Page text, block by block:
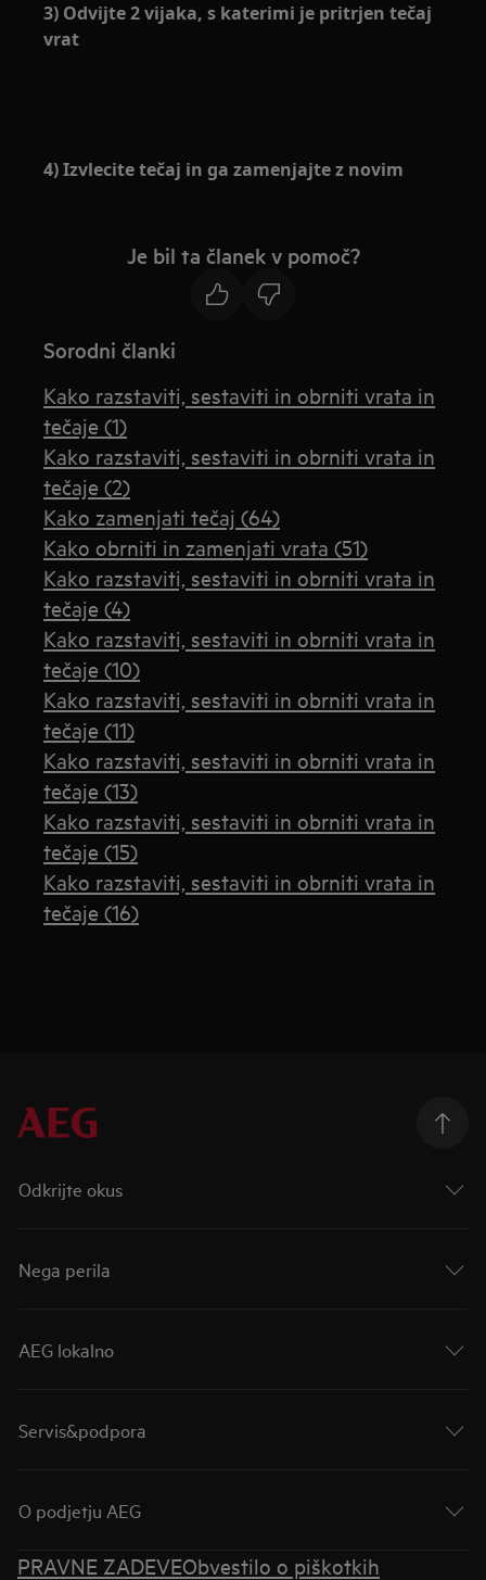
3) Odvijte 2 vijaka, s katerimi je pritrjen tečaj
vrat
4) Izvlecite tečaj in ga zamenjajte z novim
Je bil ta članek v pomoč?
Sorodni članki
Kako razstaviti, sestaviti in obrniti vrata in
tečaje (1)
Kako razstaviti, sestaviti in obrniti vrata in
tečaje (2)
Kako zamenjati tečaj (64)
Kako obrniti in zamenjati vrata (51)
Kako razstaviti, sestaviti in obrniti vrata in
tečaje (4)
Kako razstaviti, sestaviti in obrniti vrata in
tečaje (10)
Kako razstaviti, sestaviti in obrniti vrata in
tečaje (11)
Kako razstaviti, sestaviti in obrniti vrata in
tečaje (13)
Kako razstaviti, sestaviti in obrniti vrata in
tečaje (15)
Kako razstaviti, sestaviti in obrniti vrata in
tečaje (16)
Odkrijte okus
Nega perila
AEG lokalno
Servis&podpora
O podjetju AEG
PRAVNE ZADEVEObvestilo o piškotkih